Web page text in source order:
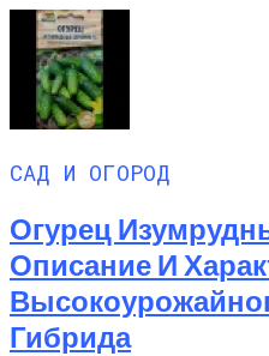
САД И ОГОРОД
Огурец
Описание И
Гибрида